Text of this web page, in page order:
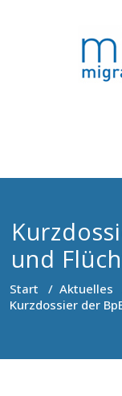
und
Start / Aktuelles
Kurzdossier der